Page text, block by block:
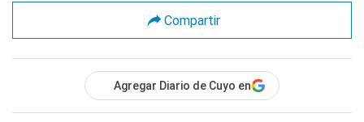
Compartir
Agregar Diario de Cuyo en